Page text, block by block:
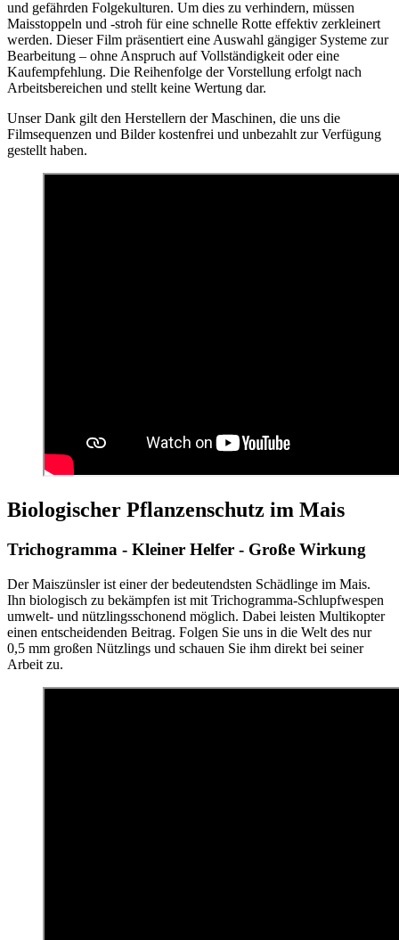
und gefährden Folgekulturen. Um dies zu verhindern, müssen
Maisstoppeln und -stroh für eine schnelle Rotte effektiv zerkleinert
werden. Dieser Film präsentiert eine Auswahl gängiger Systeme zur
Bearbeitung – ohne Anspruch auf Vollständigkeit oder eine
Kaufempfehlung. Die Reihenfolge der Vorstellung erfolgt nach
Arbeitsbereichen und stellt keine Wertung dar.
Unser Dank gilt den Herstellern der Maschinen, die uns die
Filmsequenzen und Bilder kostenfrei und unbezahlt zur Verfügung
gestellt haben.
Biologischer Pflanzenschutz im Mais
Trichogramma - Kleiner Helfer - Große Wirkung
Der Maiszünsler ist einer der bedeutendsten Schädlinge im Mais.
Ihn biologisch zu bekämpfen ist mit Trichogramma-Schlupfwespen
umwelt- und nützlingsschonend möglich. Dabei leisten Multikopter
einen entscheidenden Beitrag. Folgen Sie uns in die Welt des nur
0,5 mm großen Nützlings und schauen Sie ihm direkt bei seiner
Arbeit zu.